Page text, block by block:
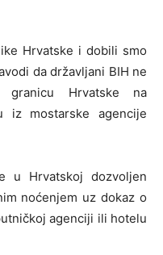
Hrvatske i dobili smo
da državljani BIH ne
Hrvatske na
iz mostarske agencije
u Hrvatskoj dozvoljen
noćenjem uz dokaz o
agenciji ili hotelu